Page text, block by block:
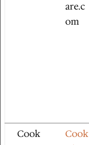
are.c
om
Cook
Cook